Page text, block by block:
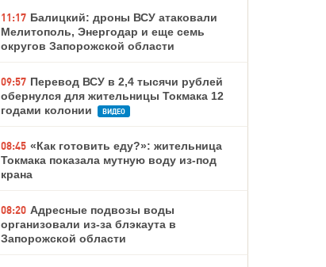
11:17 Балицкий: дроны ВСУ атаковали
Мелитополь, Энергодар и еще семь
округов Запорожской области
09:57 Перевод ВСУ в 2,4 тысячи рублей
обернулся для жительницы Токмака 12
годами колонии
ВИДЕО
08:45 «Как готовить еду?»: жительница
Токмака показала мутную воду из-под
крана
08:20 Адресные подвозы воды
организовали из-за блэкаута в
Запорожской области